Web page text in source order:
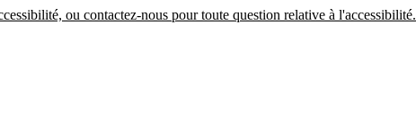
ou contactez-nous pour toute question relative à l'accessibilité.